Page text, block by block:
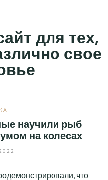
для тех,
свое
научили рыб
на колесах
что